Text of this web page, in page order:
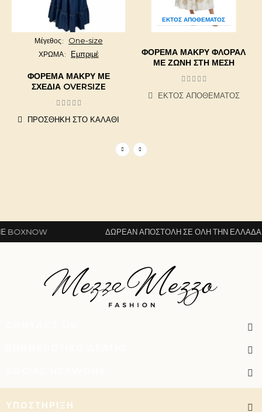
Μέγεθος One-size
ΧΡΩΜΑ Εμπριμέ
ΦΌΡΕΜΑ ΜΑΚΡΎ ΜΕ
ΣΧΈΔΙΑ OVERSIZE
ΠΡΟΣΘΉΚΗ ΣΤΟ ΚΑΛΆΘΙ
ΕΚΤΌΣ ΑΠΟΘΈΜΑΤΟΣ
ΦΌΡΕΜΑ ΜΑΚΡΎ ΦΛΟΡΆΛ
ΜΕ ΖΏΝΗ ΣΤΗ ΜΈΣΗ
ΕΚΤΌΣ ΑΠΟΘΈΜΑΤΟΣ
ΔΩΡΕΆΝ ΑΠΟΣΤΟΛΉ ΣΕ ΌΛΗ ΤΗΝ ΕΛΛΆΔΑ ΜΕ
ΥΠΟΣΤΉΡΙΞΗ